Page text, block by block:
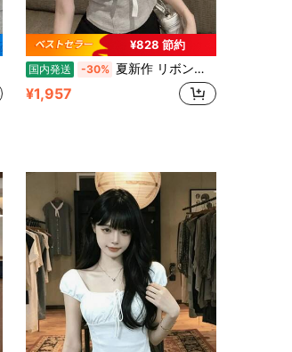
¥828 節約
国内発送 -30% 夏新作 リボン編み上げデザイン ラウンドネック 半袖Tシャツ レディース 配色切替 スリム見え ジャストショルダー インナー使い おしゃれコーデ
¥1,957